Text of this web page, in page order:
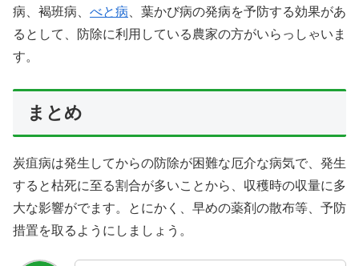
病、褐班病、 べと病 、葉かび病の発病を予防する効果があ
るとして、防除に利用している農家の方がいらっしゃいま
す。
まとめ
炭疽病は発生してからの防除が困難な厄介な病気で、発生
すると枯死に至る割合が多いことから、収穫時の収量に多
大な影響がでます。とにかく、早めの薬剤の散布等、予防
措置を取るようにしましょう。